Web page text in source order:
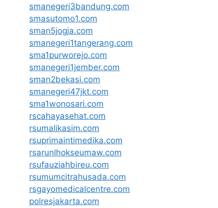
smanegeri3bandung.com
smasutomo1.com
sman5jogja.com
smanegeri1tangerang.com
sma1purworejo.com
smanegeri1jember.com
sman2bekasi.com
smanegeri47jkt.com
sma1wonosari.com
rscahayasehat.com
rsumalikasim.com
rsuprimaintimedika.com
rsarunlhokseumaw.com
rsufauziahbireu.com
rsumumcitrahusada.com
rsgayomedicalcentre.com
polresjakarta.com